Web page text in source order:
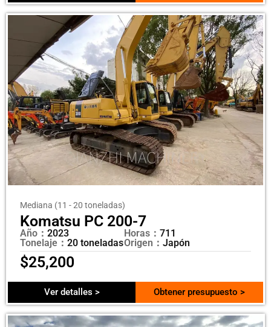
Mediana (11 - 20 toneladas)
Komatsu PC 200-7
Año： 2023
Tonelaje： 20 toneladas
Horas： 711
Origen： Japón
$25,200
Ver detalles > Obtener presupuesto >